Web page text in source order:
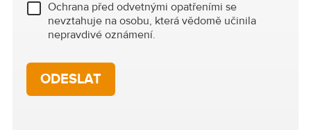
Ochrana před odvetnými opatřeními se
nevztahuje na osobu, která vědomě učinila
nepravdivé oznámení.
ODESLAT